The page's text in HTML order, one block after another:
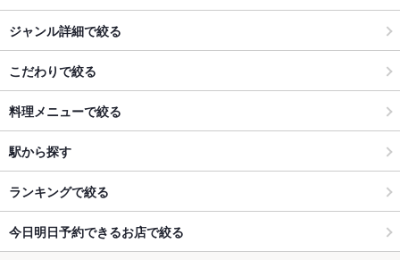
ジャンル詳細で絞る
こだわりで絞る
料理メニューで絞る
駅から探す
ランキングで絞る
今日明日予約できるお店で絞る